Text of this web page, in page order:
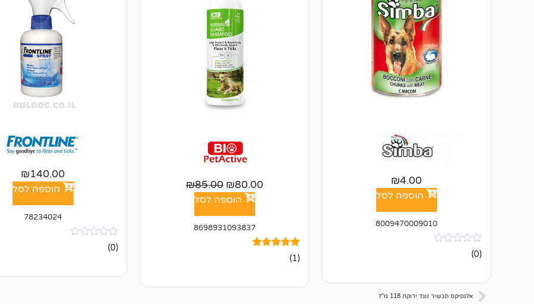
₪4.00
הוספה לסל
8009470009010
אין
ביקורות
(0)
₪80.00
₪85.00
הוספה לסל
8698931093837
מדורג
5.00
1(1)
₪140.00
הוספה לסל
78234024
אין
ביקורות
(0)
אלגפיקס תכשיר נוגד ירוקת 118 מ"ל